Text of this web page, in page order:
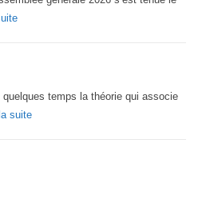
:
temps la théorie qui associe
suite: